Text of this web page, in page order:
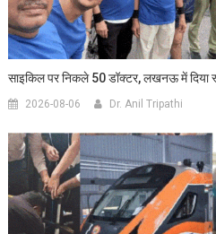
साइकिल पर निकले 50 डॉक्टर, लखनऊ में
2026-08-06 Dr. Anil Tripathi